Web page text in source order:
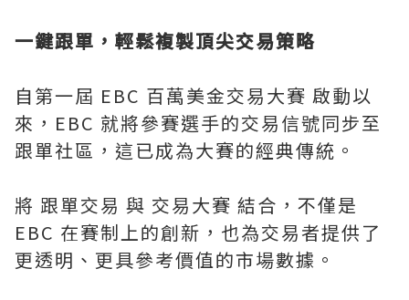
一鍵跟單，輕鬆複製頂尖交易策略
自第一屆 EBC 百萬美金交易大賽 啟動以
來，EBC 就將參賽選手的交易信號同步至
跟單社區，這已成為大賽的經典傳統。
將 跟單交易 與 交易大賽 結合，不僅是
EBC 在賽制上的創新，也為交易者提供了
更透明、更具參考價值的市場數據。